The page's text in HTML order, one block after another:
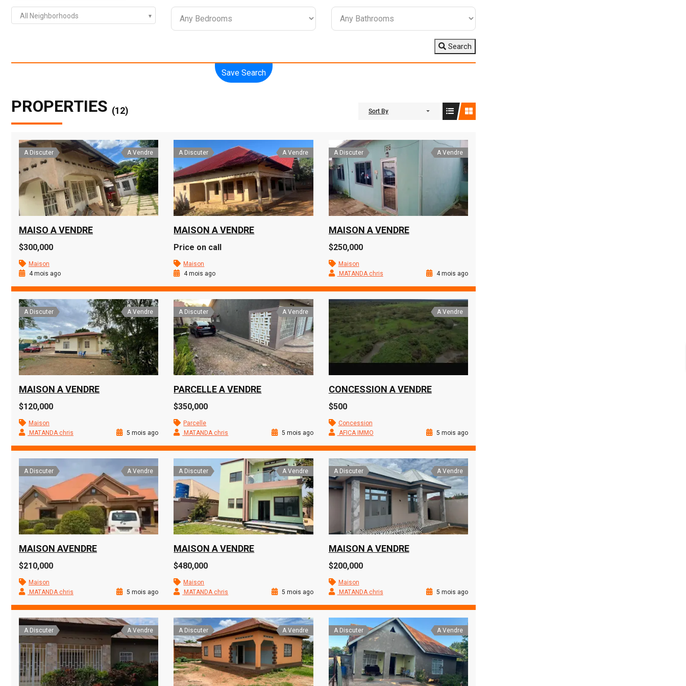
All Neighborhoods
Search
Save Search
PROPERTIES (12) Sort By
A Discuter A Vendre
MAISO A VENDRE
$300,000
Maison
4 mois ago
A Discuter A Vendre
MAISON A VENDRE
Price on call
Maison
4 mois ago
A Discuter A Vendre
MAISON A VENDRE
$250,000
Maison
MATANDA chris
4 mois ago
A Discuter A Vendre
MAISON A VENDRE
$120,000
Maison
MATANDA chris
5 mois ago
A Discuter A Vendre
PARCELLE A VENDRE
$350,000
Parcelle
MATANDA chris
5 mois ago
A Vendre
CONCESSION A VENDRE
$500
Concession
AFICA IMMO
5 mois ago
A Discuter A Vendre
MAISON AVENDRE
$210,000
Maison
MATANDA chris
5 mois ago
A Discuter A Vendre
MAISON A VENDRE
$480,000
Maison
MATANDA chris
5 mois ago
A Discuter A Vendre
MAISON A VENDRE
$200,000
Maison
MATANDA chris
5 mois ago
A Discuter A Vendre A Discuter A Vendre A Discuter A Vendre